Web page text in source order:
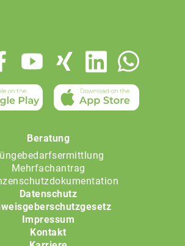
Beratung
Mehrfachantrag
Datenschutz
Impressum
Kontakt